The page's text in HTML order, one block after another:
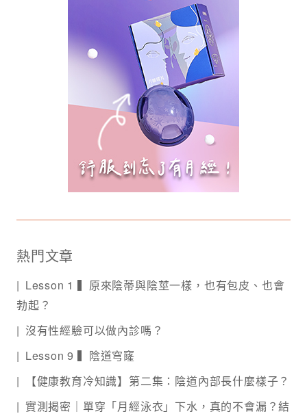
熱門文章
Lesson 1 ▍原來陰蒂與陰莖一樣，也有包皮、也會
勃起？
沒有性經驗可以做內診嗎？
Lesson 9 ▍陰道穹窿
【健康教育冷知識】第二集：陰道內部長什麼樣子？
實測揭密｜單穿「月經泳衣」下水，真的不會漏？結